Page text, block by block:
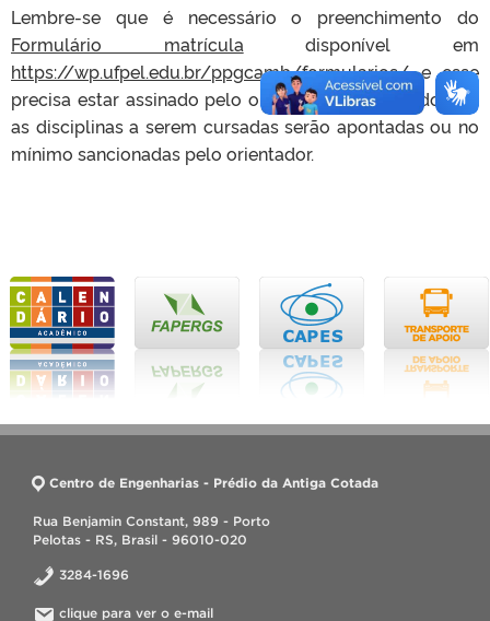
Lembre-se que é necessário o preenchimento do
Formulário matrícula disponível em
https://wp.ufpel.edu.br/ppgcamb/formularios/e esse
precisa estar assinado pelo orientador. Destacando que
as disciplinas a serem cursadas serão apontadas ou no
mínimo sancionadas pelo orientador.
Centro de Engenharias - Prédio da Antiga Cotada
Rua Benjamin Constant, 989 - Porto
Pelotas - RS, Brasil - 96010-020
3284-1696
clique para ver o e-mail